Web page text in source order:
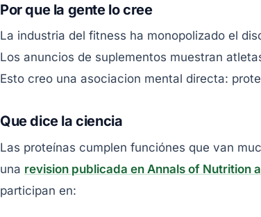
Por que la gente lo cree
La industria del fitness ha monopolizado el
Los anuncios de suplementos muestran
Esto creo una asociacion mental directa:
Que dice la ciencia
Las proteínas cumplen funciónes que van
una revision publicada en Annals of Nutrition
participan en: